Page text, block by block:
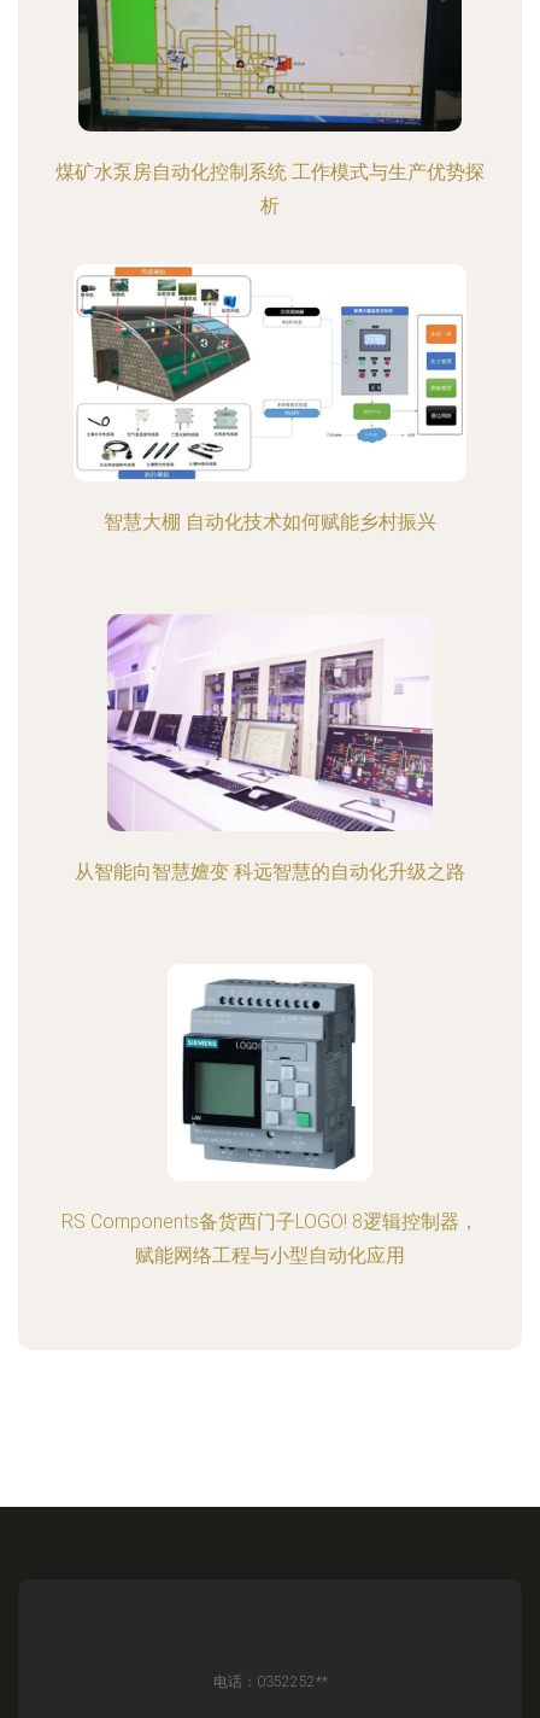
煤矿水泵房自动化控制系统 工作模式与生产优势探
析
智慧大棚 自动化技术如何赋能乡村振兴
从智能向智慧嬗变 科远智慧的自动化升级之路
RS Components备货西门子LOGO! 8逻辑控制器，
赋能网络工程与小型自动化应用
电话：0352252**